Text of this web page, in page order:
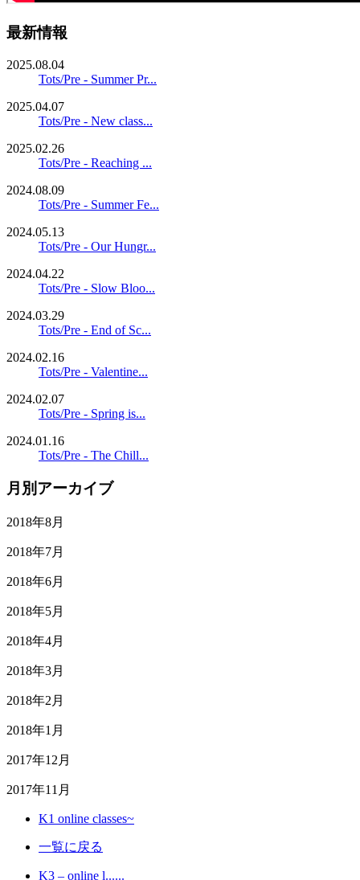
最新情報
2025.08.04
Tots/Pre - Summer Pr...
2025.04.07
Tots/Pre - New class...
2025.02.26
Tots/Pre - Reaching ...
2024.08.09
Tots/Pre - Summer Fe...
2024.05.13
Tots/Pre - Our Hungr...
2024.04.22
Tots/Pre - Slow Bloo...
2024.03.29
Tots/Pre - End of Sc...
2024.02.16
Tots/Pre - Valentine...
2024.02.07
Tots/Pre - Spring is...
2024.01.16
Tots/Pre - The Chill...
月別アーカイブ
2018年8月
2018年7月
2018年6月
2018年5月
2018年4月
2018年3月
2018年2月
2018年1月
2017年12月
2017年11月
K1 online classes~
一覧に戻る
K3 – online l......